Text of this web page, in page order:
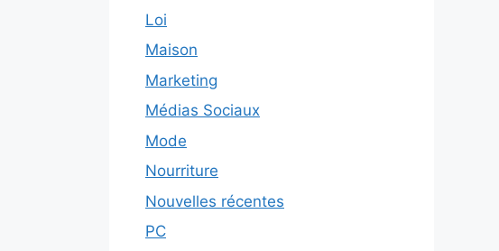
Loi
Maison
Marketing
Médias Sociaux
Mode
Nourriture
Nouvelles récentes
PC